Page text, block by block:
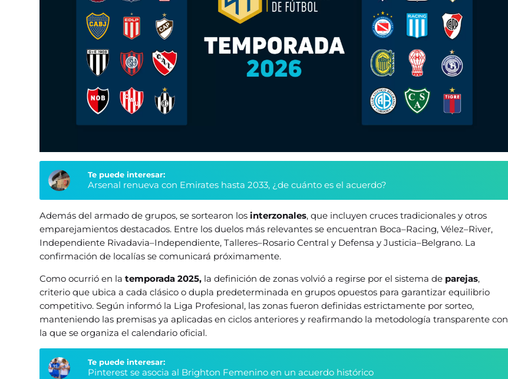
Te puede interesar:
Arsenal renueva con Emirates hasta 2033, ¿de cuánto es el acuerdo?
Además del armado de grupos, se sortearon losinterzonales, que incluyen cruces tradicionales y otros
emparejamientos destacados. Entre los duelos más relevantes se encuentran Boca–Racing, Vélez–River,
Independiente Rivadavia–Independiente, Talleres–Rosario Central y Defensa y Justicia–Belgrano. La
confirmación de localías se comunicará próximamente.
Como ocurrió en latemporada 2025, la definición de zonas volvió a regirse por el sistema de parejas,
criterio que ubica a cada clásico o dupla predeterminada en grupos opuestos para garantizar equilibrio
competitivo. Según informó la Liga Profesional, las zonas fueron definidas estrictamente por sorteo,
manteniendo las premisas ya aplicadas en ciclos anteriores y reafirmando la metodología transparente con
la que se organiza el calendario oficial.
Te puede interesar:
Pinterest se asocia al Brighton Femenino en un acuerdo histórico